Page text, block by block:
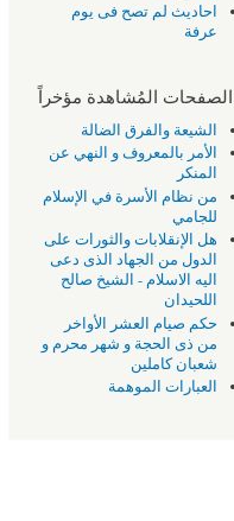
احاديث لم تصح فى يوم
عرفة
الصفحات المُشاهدة مؤخراً
الشيعة والفرق الضالة
الأمر بالمعروف و النهي عن
المنكر
من نظام الأسرة في الإسلام
للجامي
هل الإنقلابات والثورات على
الدول من الجهاد الذى دعى
اليه الاسلام - الشيخ صالح
اللحيدان
حكم صيام العشر الأواخر
من ذى الحجة و شهر محرم و
شعبان كاملين
العبارات الموهمة